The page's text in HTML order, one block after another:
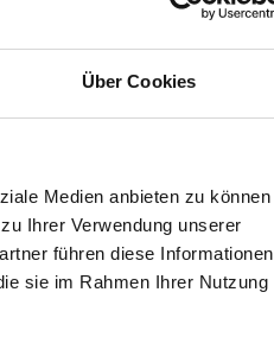
Über Cookies
Medien anbieten zu können
Ihrer Verwendung unserer
führen diese Informationen
sie im Rahmen Ihrer Nutzung